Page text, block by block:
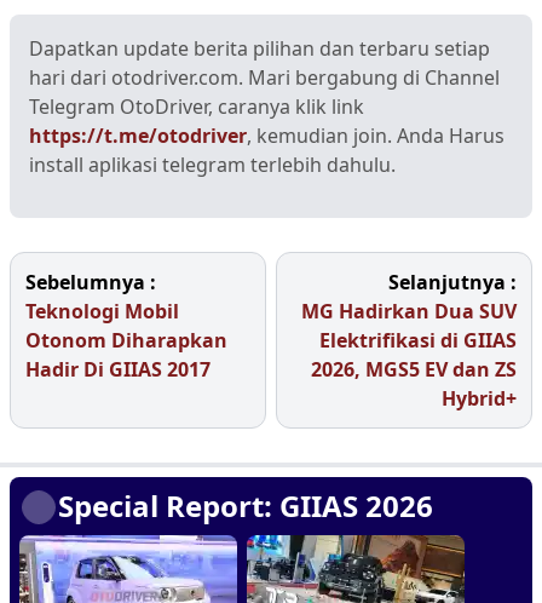
Dapatkan update berita pilihan dan terbaru setiap
hari dari otodriver.com. Mari bergabung di Channel
Telegram OtoDriver, caranya klik link
https://t.me/otodriver, kemudian join. Anda Harus
install aplikasi telegram terlebih dahulu.
Sebelumnya :
Teknologi Mobil
Otonom Diharapkan
Hadir Di GIIAS 2017
Selanjutnya :
MG Hadirkan Dua SUV
Elektrifikasi di GIIAS
2026, MGS5 EV dan ZS
Hybrid+
Special Report: GIIAS 2026